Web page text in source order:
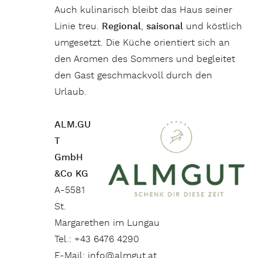
Auch kulinarisch bleibt das Haus seiner
Linie treu. Regional,saisonal und köstlich
umgesetzt. Die Küche orientiert sich an
den Aromen des Sommers und begleitet
den Gast geschmackvoll durch den
Urlaub.
ALM.GU
T
GmbH
&Co KG
A-5581
St.
Margarethen im Lungau
Tel.: +43 6476 4290